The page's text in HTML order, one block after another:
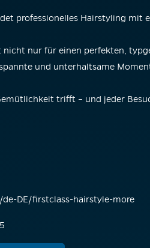
professionelles Hairstyling mit
nicht nur für einen perfekten,
und unterhaltsame
trifft – und jeder
DE/firstclass-hairstyle-more